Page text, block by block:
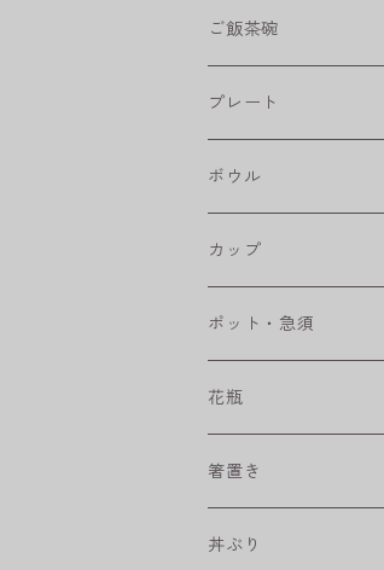
shabby chic style
フラワーパレード
八角シリーズ
RONDE
ベベルボウル
プリーツ
藍駒
ワビカップ
ご飯茶碗
プレート
楕円皿
丸皿
長皿
角皿
取皿
盛皿
カレー＆パスタ皿
ボウル
大鉢
中鉢
小鉢
カップ
カップ
マグカップ
フリーカップ
そば猪口
ポット・急須
花瓶
水差し
箸置き
丼ぶり